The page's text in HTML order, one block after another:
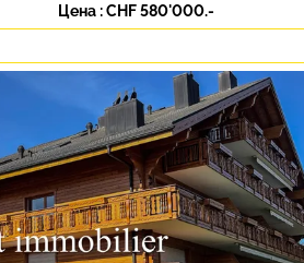
Цена :CHF 580'000.-